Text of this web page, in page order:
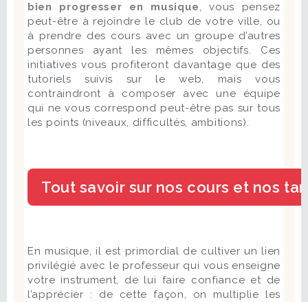
bien progresser en musique, vous pensez
peut-être à rejoindre le club de votre ville, ou
à prendre des cours avec un groupe d’autres
personnes ayant les mêmes objectifs. Ces
initiatives vous profiteront davantage que des
tutoriels suivis sur le web, mais vous
contraindront à composer avec une équipe
qui ne vous correspond peut-être pas sur tous
les points (niveaux, difficultés, ambitions).
En musique, il est primordial de cultiver un lien
privilégié avec le professeur qui vous enseigne
votre instrument, de lui faire confiance et de
l’apprécier : de cette façon, on multiplie les